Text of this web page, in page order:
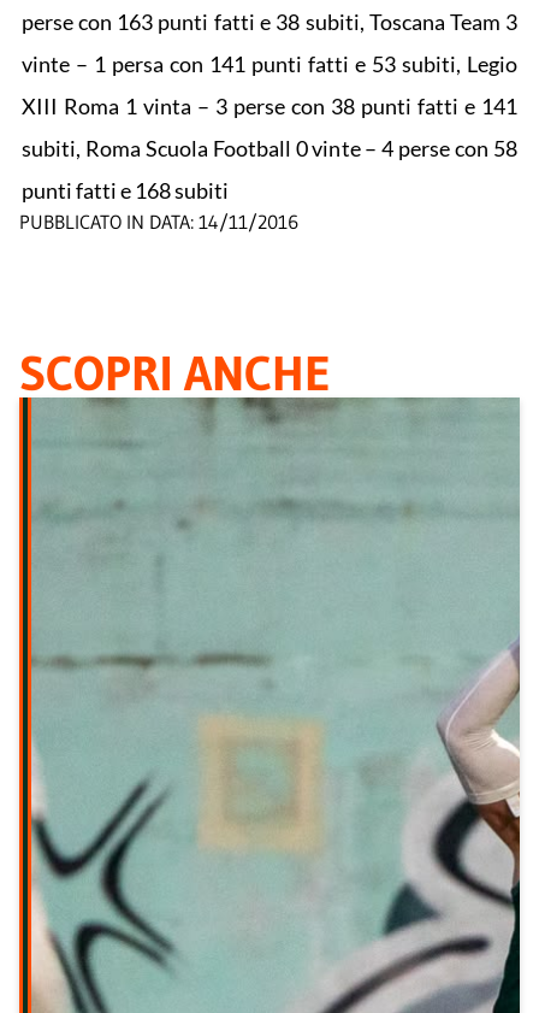
perse con 163 punti fatti e 38 subiti, Toscana Team 3
vinte – 1 persa con 141 punti fatti e 53 subiti, Legio
XIII Roma 1 vinta – 3 perse con 38 punti fatti e 141
subiti, Roma Scuola Football 0 vinte – 4 perse con 58
punti fatti e 168 subiti
PUBBLICATO IN DATA: 14/11/2016
SCOPRI ANCHE